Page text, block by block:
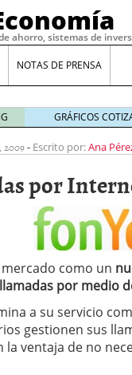
ahorro, sistemas de
NOTAS DE PRENSA
vs Agilidad:
12 de
Cómo
noviembre de 2025
también es
GRÁFICOS
2009- Escrito por:Ana
por
como un
llamadas por medio
a su servicio
gestionen sus
ventaja de no